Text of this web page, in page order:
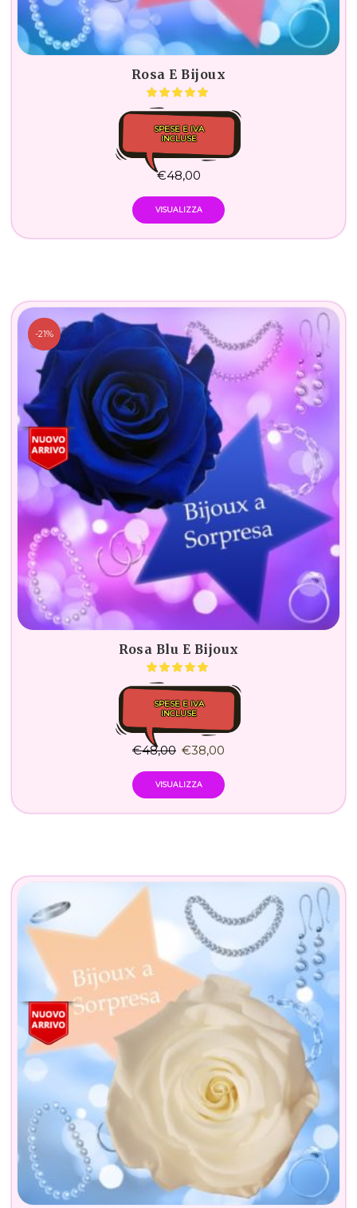
Rosa E Bijoux
SPESE E IVA
INCLUSE
€48,00
VISUALIZZA
-21%
Rosa Blu E Bijoux
SPESE E IVA
INCLUSE
€48,00 €38,00
VISUALIZZA